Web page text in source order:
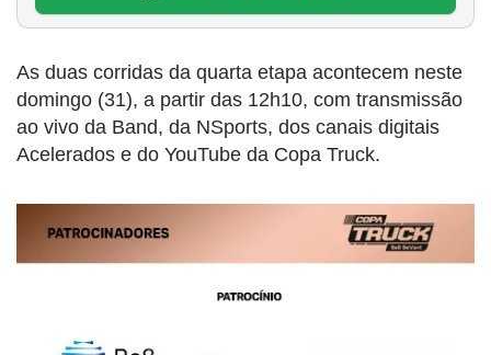
As duas corridas da quarta etapa acontecem neste
domingo (31), a partir das 12h10, com transmissão
ao vivo da Band, da NSports, dos canais digitais
Acelerados e do YouTube da Copa Truck.